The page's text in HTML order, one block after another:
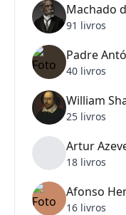
Machado
91 livros
Padre
40 livros
William
25 livros
Artur
18 livros
Afonso
16 livros